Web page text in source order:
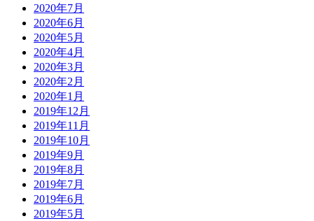
2020年7月
2020年6月
2020年5月
2020年4月
2020年3月
2020年2月
2020年1月
2019年12月
2019年11月
2019年10月
2019年9月
2019年8月
2019年7月
2019年6月
2019年5月